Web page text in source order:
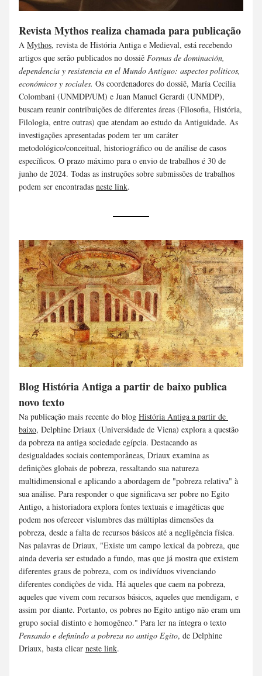
Revista Mythos realiza chamada para publicação
A Mythos, revista de História Antiga e Medieval, está recebendo
artigos que serão publicados no dossiê Formas de dominación,
dependencia y resistencia en el Mundo Antiguo: aspectos politicos,
económicos y sociales. Os coordenadores do dossiê, María Cecilia
Colombani (UNMDP/UM) e Juan Manuel Gerardi (UNMDP),
buscam reunir contribuições de diferentes áreas (Filosofia, História,
Filologia, entre outras) que atendam ao estudo da Antiguidade. As
investigações apresentadas podem ter um caráter
metodológico/conceitual, historiográfico ou de análise de casos
específicos. O prazo máximo para o envio de trabalhos é 30 de
junho de 2024. Todas as instruções sobre submissões de trabalhos
podem ser encontradas neste link.
Blog História Antiga a partir de baixo publica
novo texto
Na publicação mais recente do blog História Antiga a partir de
baixo, Delphine Driaux (Universidade de Viena) explora a questão
da pobreza na antiga sociedade egípcia. Destacando as
desigualdades sociais contemporâneas, Driaux examina as
definições globais de pobreza, ressaltando sua natureza
multidimensional e aplicando a abordagem de "pobreza relativa" à
sua análise. Para responder o que significava ser pobre no Egito
Antigo, a historiadora explora fontes textuais e imagéticas que
podem nos oferecer vislumbres das múltiplas dimensões da
pobreza, desde a falta de recursos básicos até a negligência física.
Nas palavras de Driaux, "Existe um campo lexical da pobreza, que
ainda deveria ser estudado a fundo, mas que já mostra que existem
diferentes graus de pobreza, com os indivíduos vivenciando
diferentes condições de vida. Há aqueles que caem na pobreza,
aqueles que vivem com recursos básicos, aqueles que mendigam, e
assim por diante. Portanto, os pobres no Egito antigo não eram um
Pensando e definindo a pobreza no antigo Egito, de Delphine
Driaux, basta clicar neste link.